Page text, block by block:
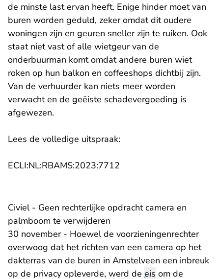
de minste last ervan heeft. Enige hinder moet van
buren worden geduld, zeker omdat dit oudere
woningen zijn en geuren sneller zijn te ruiken. Ook
staat niet vast of alle wietgeur van de
onderbuurman komt omdat andere buren wiet
roken op hun balkon en coffeeshops dichtbij zijn.
Van de verhuurder kan niets meer worden
verwacht en de geëiste schadevergoeding is
afgewezen.
Lees de volledige uitspraak:
ECLI:NL:RBAMS:2023:7712
Civiel - Geen rechterlijke opdracht camera en
palmboom te verwijderen
30 november - Hoewel de voorzieningenrechter
overwoog dat het richten van een camera op het
dakterras van de buren in Amstelveen een inbreuk
op de privacy opleverde, werd de eis om de